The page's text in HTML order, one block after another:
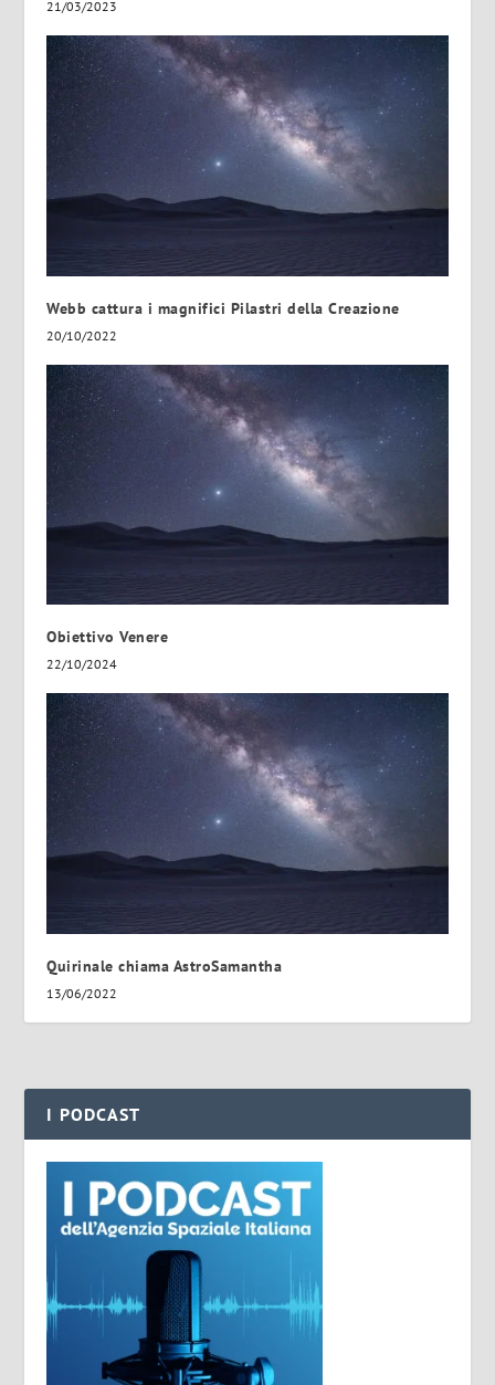
21/03/2023
Webb cattura i magnifici Pilastri della Creazione
20/10/2022
Obiettivo Venere
22/10/2024
Quirinale chiama AstroSamantha
13/06/2022
I PODCAST